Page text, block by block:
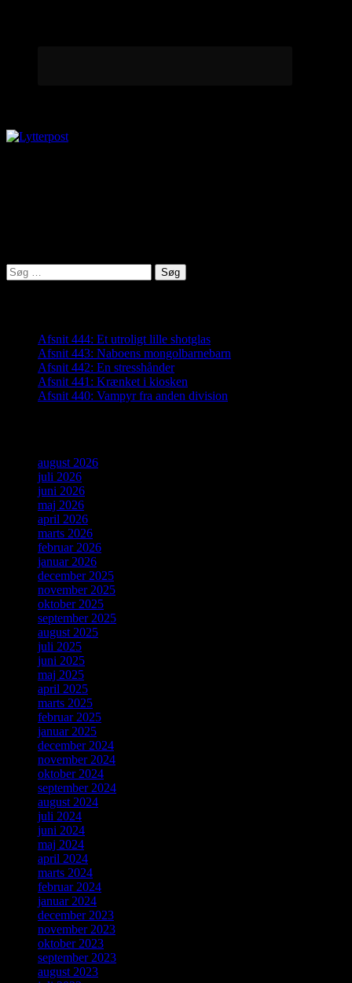
Søg
efter:
Afsnit 444: Et utroligt lille shotglas
Afsnit 443: Naboens mongolbarnebarn
Afsnit 442: En stresshånder
Afsnit 441: Krænket i kiosken
Afsnit 440: Vampyr fra anden division
august 2026
juli 2026
juni 2026
maj 2026
april 2026
marts 2026
februar 2026
januar 2026
december 2025
november 2025
oktober 2025
september 2025
august 2025
juli 2025
juni 2025
maj 2025
april 2025
marts 2025
februar 2025
januar 2025
december 2024
november 2024
oktober 2024
september 2024
august 2024
juli 2024
juni 2024
maj 2024
april 2024
marts 2024
februar 2024
januar 2024
december 2023
november 2023
oktober 2023
september 2023
august 2023